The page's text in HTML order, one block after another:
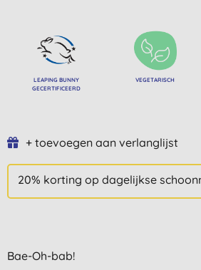
LEAPING BUNNY
GECERTIFICEERD
VEGETARISCH
+ toevoegen aan verlanglijst
20% korting op dagelijkse
Bae-Oh-bab!